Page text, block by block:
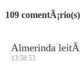
109 comentÃ¡rio(s)
Almerinda
13:58:53